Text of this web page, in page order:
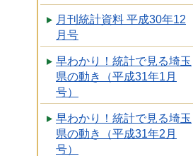
月刊統計資料 平成30年12
月号
早わかり！統計で見る埼玉
県の動き（平成31年1月
号）
早わかり！統計で見る埼玉
県の動き（平成31年2月
号）